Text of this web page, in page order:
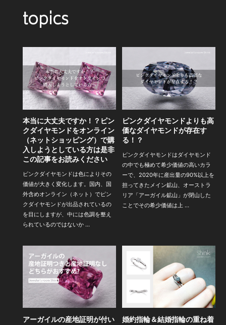
topics
本当に大丈夫ですか！？ピン
クダイヤモンドをオンライン
（ネットショッピング）で購
入しようとしている方は是非
この記事をお読みください
ピンクダイヤモンドは色によりその
価値が大きく変化します。国内、国
外含めオンライン（ネット）でピン
クダイヤモンドが出品されているの
を目にしますが、中には色調を整え
られているのではないか …
ピンクダイヤモンドよりも高
価なダイヤモンドが存在す
る！？
ピンクダイヤモンドはダイヤモンド
の中でも極めて希少価値の高いカラ
ーで、2020年に産出量の90%以上を
担ってきたメイン鉱山、オーストラ
リア「アーガイル鉱山」が閉山した
ことでその希少価値は上 …
アーガイルの産地証明が付い
婚約指輪＆結婚指輪の重ね着